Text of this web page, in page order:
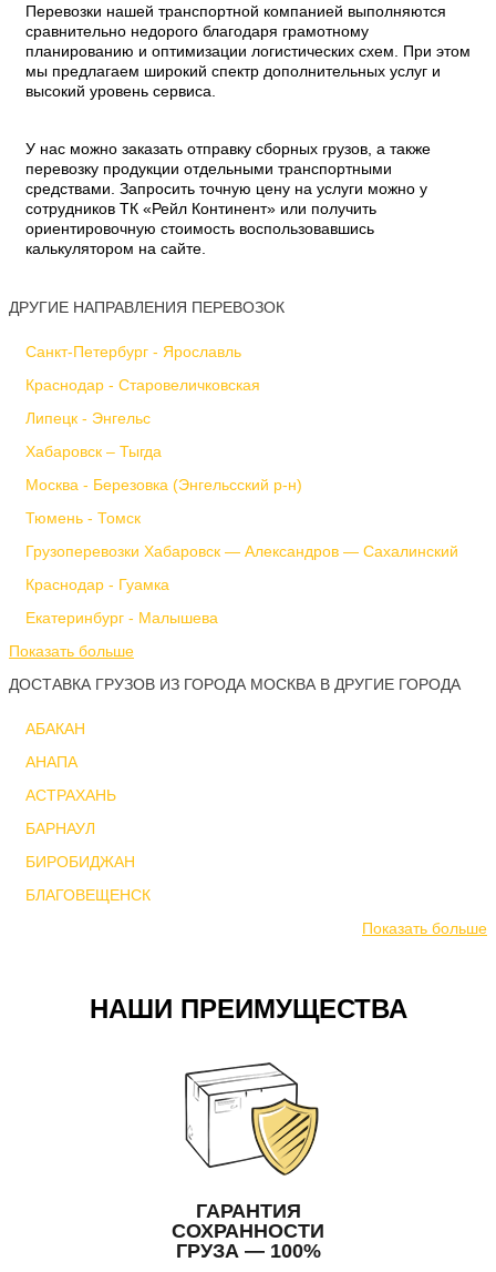
Перевозки нашей транспортной компанией выполняются
сравнительно недорого благодаря грамотному
планированию и оптимизации логистических схем. При этом
мы предлагаем широкий спектр дополнительных услуг и
высокий уровень сервиса.
У нас можно заказать отправку сборных грузов, а также
перевозку продукции отдельными транспортными
средствами. Запросить точную цену на услуги можно у
сотрудников ТК «Рейл Континент» или получить
ориентировочную стоимость воспользовавшись
калькулятором на сайте.
ДРУГИЕ НАПРАВЛЕНИЯ ПЕРЕВОЗОК
Санкт-Петербург - Ярославль
Краснодар - Старовеличковская
Липецк - Энгельс
Хабаровск – Тыгда
Москва - Березовка (Энгельсский р-н)
Тюмень - Томск
Грузоперевозки Хабаровск — Александров — Сахалинский
Краснодар - Гуамка
Екатеринбург - Малышева
Показать больше
ДОСТАВКА ГРУЗОВ ИЗ ГОРОДА МОСКВА В ДРУГИЕ ГОРОДА
АБАКАН
АНАПА
АСТРАХАНЬ
БАРНАУЛ
БИРОБИДЖАН
БЛАГОВЕЩЕНСК
Показать больше
НАШИ ПРЕИМУЩЕСТВА
ГАРАНТИЯ
СОХРАННОСТИ
ГРУЗА — 100%